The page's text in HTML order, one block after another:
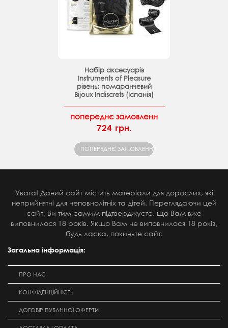
Набір аксесуарів
Instruments of Pleasure
рівень: помаранчевий
Bijoux Indiscrets (Іспанія)
попереднє замовленн
724 грн.
ПОПЕРЕДНЄ ЗАМОВЛЕННЯ
Увага! Даний сайт містить матеріали для дорослих, які
неприйнятні для неповнолітніх та дітей. Переглядаючи цей
сайт, Ви тим самим підтверджуєте, що Вам вже
виповнилося 18 років. Якщо Вам не виповнилося 18 років,
будь ласка, покиньте сайт.
Загальна інформація:
ПРО НАС
КОНФІДЕНЦІЙНІСТЬ
ДОГОВІР ПУБЛІЧНОЇ ОФЕРТИ